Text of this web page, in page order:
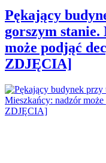
Pękający
gorszym
może podjąć
ZDJĘCIA]